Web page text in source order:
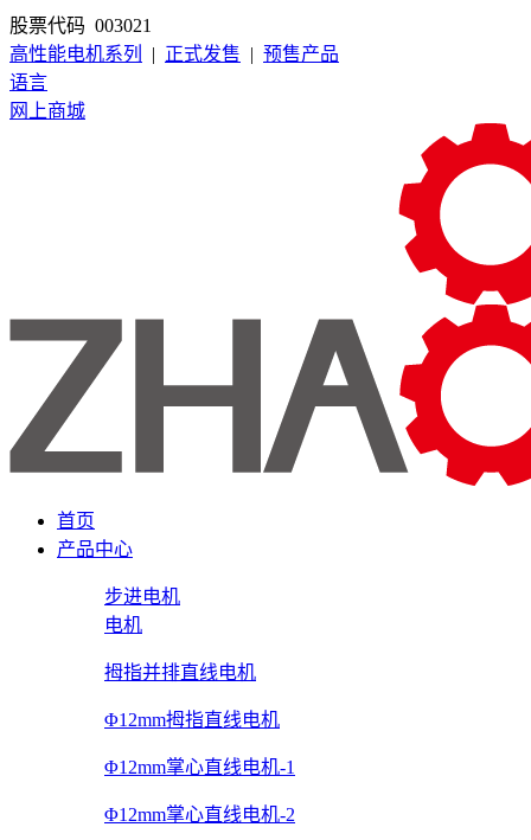
股票代码 003021
高性能电机系列
| 正式发售 | 预售产品
语言
网上商城
首页
产品中心
步进电机
电机
拇指并排直线电机
Φ12mm拇指直线电机
Φ12mm掌心直线电机-1
Φ12mm掌心直线电机-2